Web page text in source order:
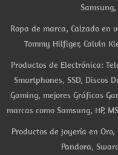
Ropa de marca, Calzado en
Tommy Hilfiger, Calvin
Productos de Electrónica:
Smartphones, SSD, Discos
Gaming, mejores Gráficas
marcas como Samsung, HP,
Productos de Joyería en
Pandora,